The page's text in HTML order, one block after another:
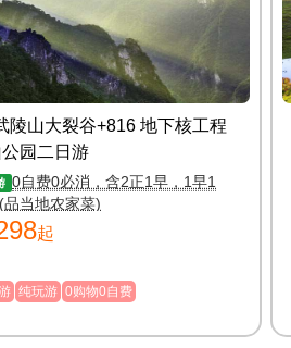
陵山大裂谷+816 地下核工程
园二日游
0自费0必消，含2正1早，1早1
品当地农家菜)
起
纯玩游 0购物0自费